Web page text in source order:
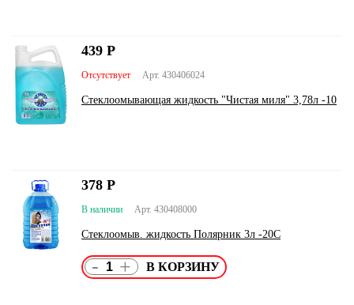
Арт. 430406024
Отсутствует
Стеклоомывающая жидкость "Чистая миля" 3,78л -10
439 Р
Арт. 430408000
В наличии
Стеклоомыв. жидкость Полярник 3л -20С
378 Р
- +